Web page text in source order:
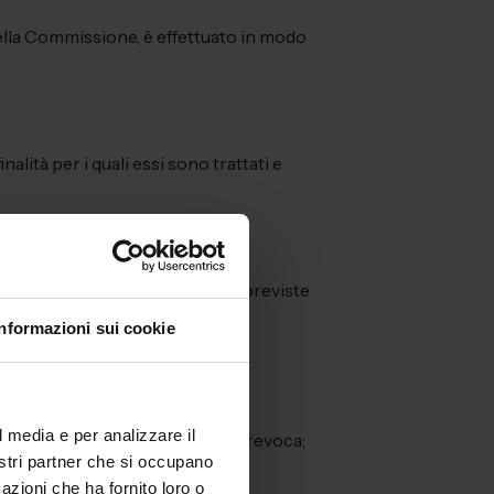
sui cookie
e per analizzare il
partner che si occupano
che ha fornito loro o
Commissione, è effettuato in modo
per i quali essi sono trattati e
nei limiti ed alle condizioni previste
dati all’indirizzo
giorni di tempo.
sul consenso prima della revoca;
dei dati personali o la